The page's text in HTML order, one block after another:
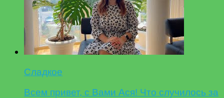
Сладкое
Всем привет, с Вами Ася! Что случилось за